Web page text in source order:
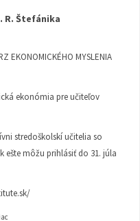
R. Štefánika
EKONOMICKÉHO MYSLENIA
ekonómia pre učiteľov
stredoškolskí učitelia so
ešte môžu prihlásiť do 31. júla